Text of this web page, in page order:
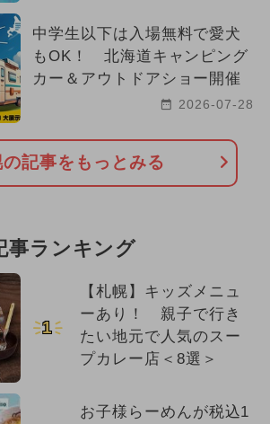
中学生以下は入場無料で愛犬
もOK！ 北海道キャンピング
カー＆アウトドアショー開催
2026-07-28
記事をもっとみる
事ランキング
1
【札幌】キッズメニュ
ーあり！ 親子で行き
たい地元で人気のスー
プカレー店＜8選＞
お子様らーめんが税込1